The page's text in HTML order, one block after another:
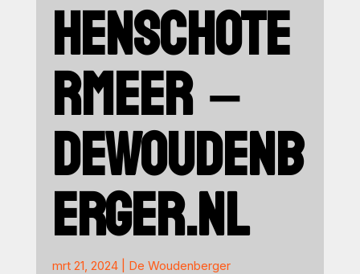
HENSCHOTE
RMEER –
DEWOUDENB
ERGER.NL
mrt 21, 2024| De Woudenberger